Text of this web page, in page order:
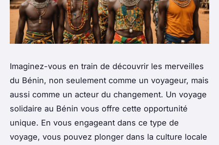
Imaginez-vous en train de découvrir les merveilles
du Bénin, non seulement comme un voyageur, mais
aussi comme un acteur du changement. Un voyage
solidaire au Bénin vous offre cette opportunité
unique. En vous engageant dans ce type de
voyage, vous pouvez plonger dans la culture locale